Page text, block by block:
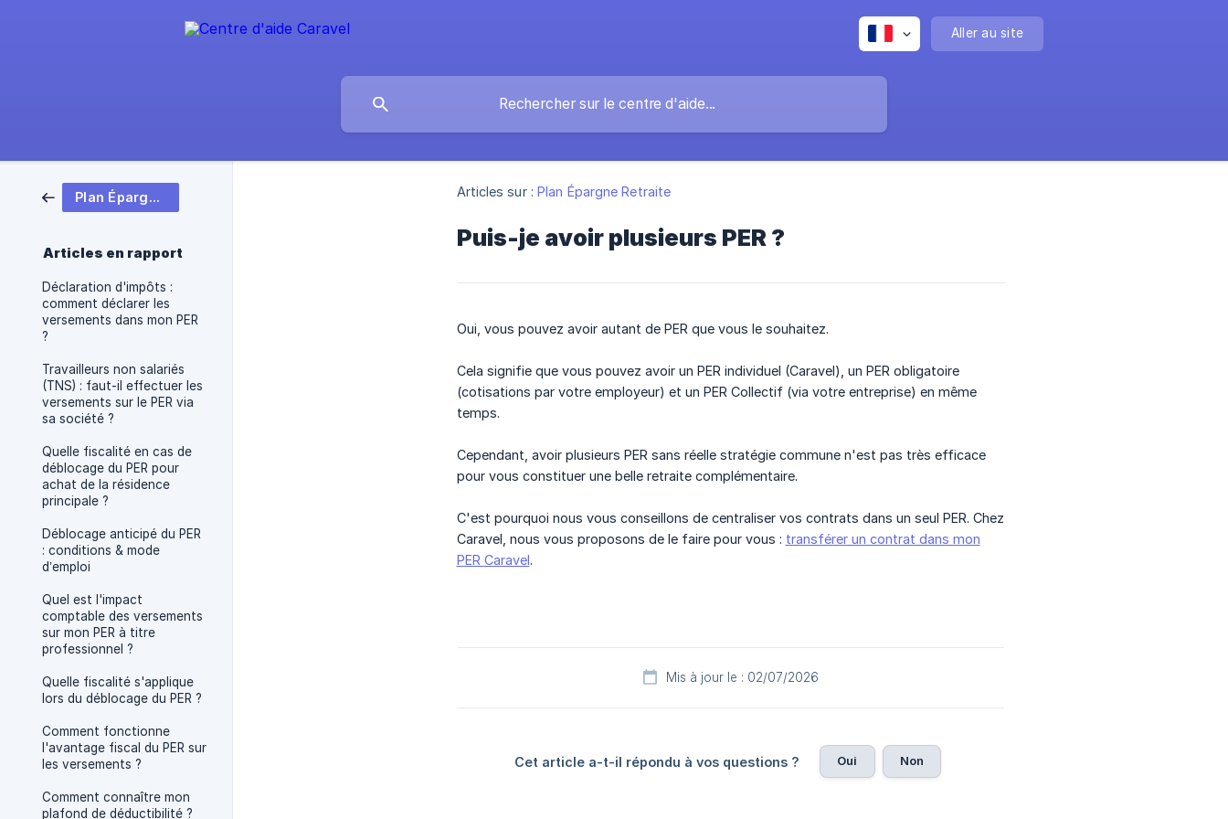
Aller au site
Plan Épargne Retraite
Articles en rapport
Déclaration d'impôts :
comment déclarer les
versements dans mon PER
?
Travailleurs non salariés
(TNS) : faut-il effectuer les
versements sur le PER via
sa société ?
Quelle fiscalité en cas de
déblocage du PER pour
achat de la résidence
principale ?
Déblocage anticipé du PER
: conditions & mode
d’emploi
Quel est l'impact
comptable des versements
sur mon PER à titre
professionnel ?
Quelle fiscalité s'applique
lors du déblocage du PER ?
Comment fonctionne
l'avantage fiscal du PER sur
les versements ?
Comment connaître mon
plafond de déductibilité ?
Articles sur : Plan Épargne Retraite
Puis-je avoir plusieurs PER ?
Oui, vous pouvez avoir autant de PER que vous le souhaitez.
Cela signifie que vous pouvez avoir un PER individuel (Caravel), un PER obligatoire
(cotisations par votre employeur) et un PER Collectif (via votre entreprise) en même
temps.
Cependant, avoir plusieurs PER sans réelle stratégie commune n'est pas très efficace
pour vous constituer une belle retraite complémentaire.
C'est pourquoi nous vous conseillons de centraliser vos contrats dans un seul PER. Chez
Caravel, nous vous proposons de le faire pour vous : transférer un contrat dans mon
PER Caravel.
Mis à jour le : 02/07/2026
Cet article a-t-il répondu à vos questions ? Oui Non